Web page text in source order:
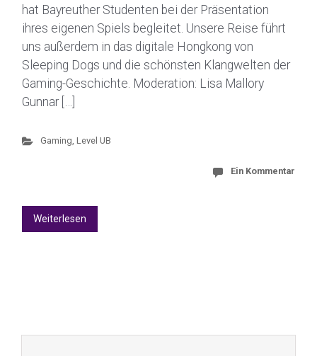
hat Bayreuther Studenten bei der Präsentation
ihres eigenen Spiels begleitet. Unsere Reise führt
uns außerdem in das digitale Hongkong von
Sleeping Dogs und die schönsten Klangwelten der
Gaming-Geschichte. Moderation: Lisa Mallory
Gunnar […]
Gaming, Level UB
Ein Kommentar
Weiterlesen